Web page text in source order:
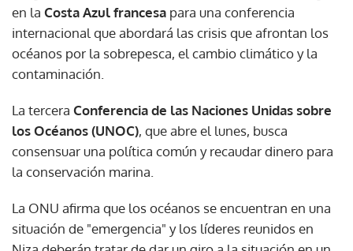
en la Costa Azul francesa para una conferencia
internacional que abordará las crisis que afrontan los
océanos por la sobrepesca, el cambio climático y la
contaminación.
La tercera Conferencia de las Naciones Unidas sobre
los Océanos (UNOC), que abre el lunes, busca
consensuar una política común y recaudar dinero para
la conservación marina.
La ONU afirma que los océanos se encuentran en una
situación de "emergencia" y los líderes reunidos en